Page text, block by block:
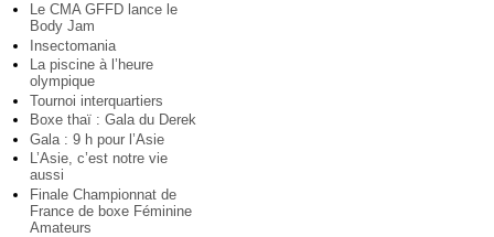
Le CMA GFFD lance le
Body Jam
Insectomania
La piscine à l’heure
olympique
Tournoi interquartiers
Boxe thaï : Gala du Derek
Gala : 9 h pour l’Asie
L’Asie, c’est notre vie
aussi
Finale Championnat de
France de boxe Féminine
Amateurs